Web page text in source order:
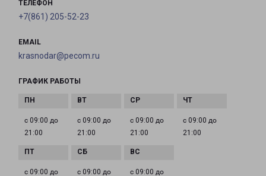
ТЕЛЕФОН
+7(861) 205-52-23
EMAIL
krasnodar@pecom.ru
ГРАФИК РАБОТЫ
с 09:00 до
21:00
с 09:00 до
21:00
с 09:00 до
21:00
с 09:00 до
21:00
с 09:00 до
с 09:00 до
с 09:00 до